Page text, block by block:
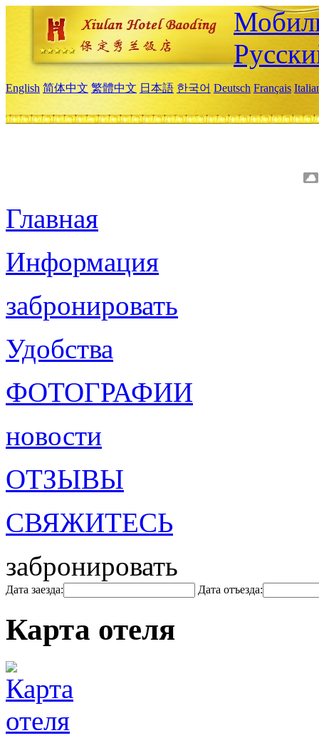
English 简体中文 繁體中文 日本語 한국어 Deutsch Français
Главная
Информация
забронировать
Удобства
ФОТОГРАФИИ
новости
ОТЗЫВЫ
СВЯЖИТЕСЬ
забронировать
Дата заезда: Дата отъезда:
Карта отеля